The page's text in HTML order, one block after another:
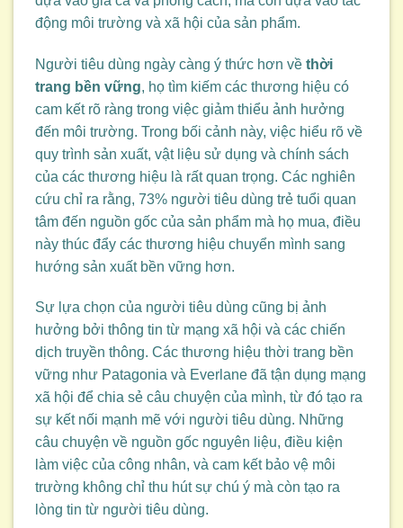
động môi trường và xã hội của sản phẩm.
Người tiêu dùng ngày càng ý thức hơn về thời
trang bền vững, họ tìm kiếm các thương hiệu có
cam kết rõ ràng trong việc giảm thiểu ảnh hưởng
đến môi trường. Trong bối cảnh này, việc hiểu rõ về
quy trình sản xuất, vật liệu sử dụng và chính sách
của các thương hiệu là rất quan trọng. Các nghiên
cứu chỉ ra rằng, 73% người tiêu dùng trẻ tuổi quan
tâm đến nguồn gốc của sản phẩm mà họ mua, điều
này thúc đẩy các thương hiệu chuyển mình sang
hướng sản xuất bền vững hơn.
Sự lựa chọn của người tiêu dùng cũng bị ảnh
hưởng bởi thông tin từ mạng xã hội và các chiến
dịch truyền thông. Các thương hiệu thời trang bền
vững như Patagonia và Everlane đã tận dụng mạng
xã hội để chia sẻ câu chuyện của mình, từ đó tạo ra
sự kết nối mạnh mẽ với người tiêu dùng. Những
câu chuyện về nguồn gốc nguyên liệu, điều kiện
làm việc của công nhân, và cam kết bảo vệ môi
trường không chỉ thu hút sự chú ý mà còn tạo ra
lòng tin từ người tiêu dùng.